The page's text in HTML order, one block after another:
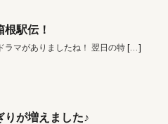
駅伝！
ラマがありましたね！ 翌日の特 […]
りが増えました♪